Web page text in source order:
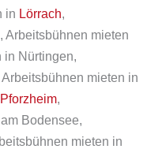
in Lörrach,
, Arbeitsbühnen mieten
in Nürtingen,
Arbeitsbühnen mieten in
Pforzheim,
Bodensee,
mieten in